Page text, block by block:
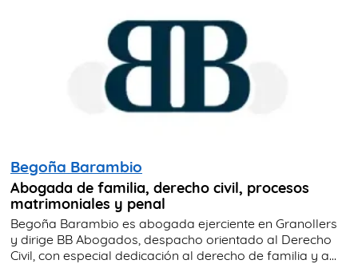
Begoña Barambio
Abogada de familia, derecho civil, procesos
matrimoniales y penal
Begoña Barambio es abogada ejerciente en Granollers
y dirige BB Abogados, despacho orientado al Derecho
Civil, con especial dedicación al derecho de familia y a...